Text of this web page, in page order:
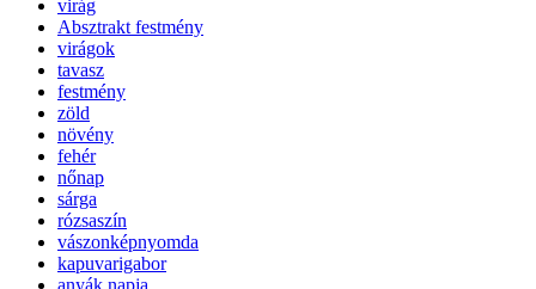
virág
Absztrakt festmény
virágok
tavasz
festmény
zöld
növény
fehér
nőnap
sárga
rózsaszín
vászonképnyomda
kapuvarigabor
anyák napja